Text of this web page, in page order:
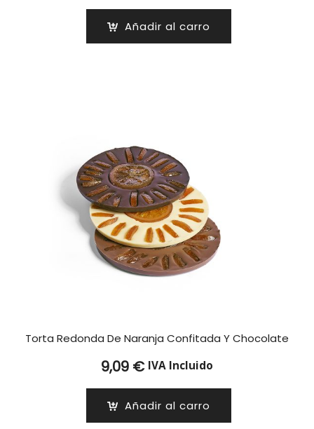
Añadir al carro
Torta Redonda De Naranja Confitada Y Chocolate
9,09 € IVA Incluido
Añadir al carro